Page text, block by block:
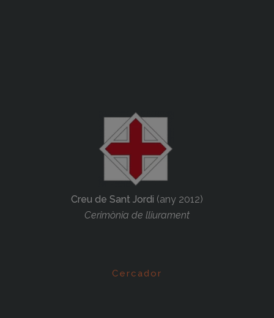
Creu de Sant Jordi (any 2012)
Cerimònia de lliurament
Cercador